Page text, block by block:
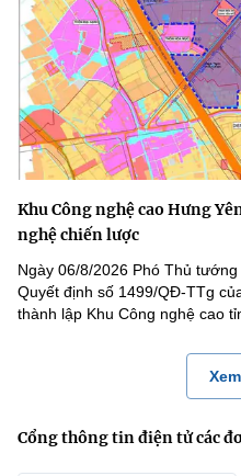
Khu Công nghệ cao Hưng
nghệ chiến lược
Ngày 06/8/2026 Phó Thủ
Quyết định số 1499/QĐ-TTg
thành lập Khu Công nghệ cao
Cổng thông tin điện tử các